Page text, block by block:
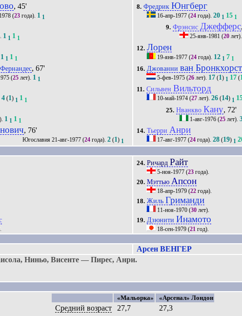
, 45'
(23года). 1 1
1 1 1 1
1 1 1 1
Фернандес, 67'
(25лет). 1 1
4 (1) 1 1 1
1 1 1 1
, 76'
21-авг-1977 (24 года).2 (1) 1
8. Фредрик Юнгберг
16-апр-1977 (24 года).20 1 15 1
9. Фрэнсис Джефферс
25-янв-1981 (20лет).
12. Лорен
19-янв-1977 (24 года). 12 1 7 1
16. Джованниван Бронкхорст
5-фев-1975 (26 лет). 17 (1) 1 17 (
11. СильвенВильторд
10-май-1974 (27 лет).26 (14) 1
25. Нванкво Кану, 72'
1-авг-1976(25лет).
14. Тьерри Анри
17-авг-1977 (24 года).28 (19) 1
24. Ричард Райт
5-ноя-1977 (23 года).
20. Мэттью Апсон
18-апр-1979 (22 года).
18. Жиль Гриманди
11-ноя-1970 (30 лет).
19. Дзюнити Инамото
18-сен-1979 (21 год).
Арсен ВЕНГЕР
Ниньо, Висенте — Пирес, Анри.
«Мальорка»
«Арсенал» Лондон
Средний возраст 27,7
27,3